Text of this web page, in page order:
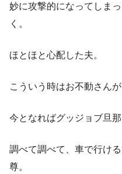
妙に攻撃的になってしま
く。
ほとほと心配した夫。
こういう時はお不動さん
今となればグッジョブ旦那
調べて調べて、車で行け
尊。